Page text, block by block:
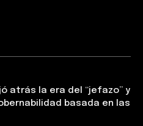
atrás la era del “jefazo” y
basada en las